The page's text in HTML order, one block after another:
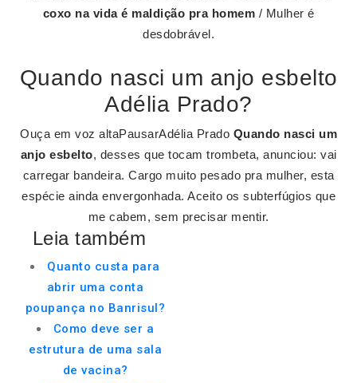
coxo na vida é maldição pra homem / Mulher é
desdobrável.
Quando nasci um anjo esbelto
Adélia Prado?
Ouça em voz altaPausarAdélia Prado Quando nasci um
anjo esbelto, desses que tocam trombeta, anunciou: vai
carregar bandeira. Cargo muito pesado pra mulher, esta
espécie ainda envergonhada. Aceito os subterfúgios que
me cabem, sem precisar mentir.
Leia também
Quanto custa para
abrir uma conta
poupança no Banrisul?
Como deve ser a
estrutura de uma sala
de vacina?